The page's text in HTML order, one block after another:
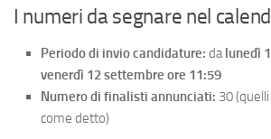
I numeri da segnare nel
Periodo di invio candidature: dalunedì
venerdì 12 settembre ore 11:59
Numero di finalisti annunciati: 30
come detto)